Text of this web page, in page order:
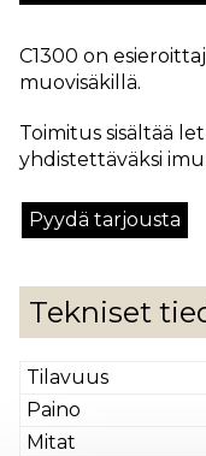
C1300 on
muovisäkillä.
Toimitus sisältää
yhdistettäväksi
Pyydä tarjousta
Tekniset
Tilavuus
Paino
Mitat